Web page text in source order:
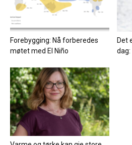
Forebygging: Nå forberedes
møtet med El Niño
Det